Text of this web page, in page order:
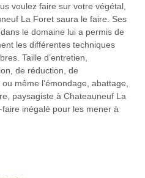
voulez faire sur votre végétal,
La Foret saura le faire. Ses
le domaine lui a permis de
les différentes techniques
Taille d’entretien,
de réduction, de
même l’émondage, abattage,
paysagiste à Chateauneuf La
inégalé pour les mener à